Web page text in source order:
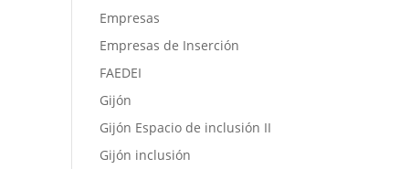
Empresas
Empresas de Inserción
FAEDEI
Gijón
Gijón Espacio de inclusión II
Gijón inclusión